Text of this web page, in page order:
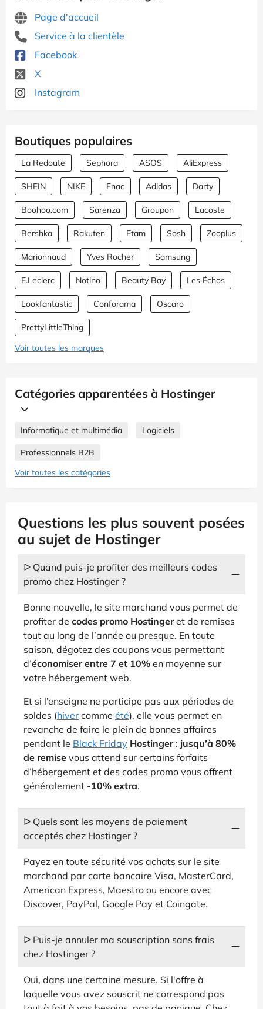
Page d'accueil
Service à la clientèle
Facebook
X
Instagram
Boutiques populaires
La Redoute Sephora ASOS AliExpress
SHEIN NIKE Fnac Adidas Darty
Boohoo.com Sarenza Groupon Lacoste
Bershka Rakuten Etam Sosh Zooplus
Marionnaud Yves Rocher Samsung
E.Leclerc Notino Beauty Bay Les Échos
Lookfantastic Conforama Oscaro
PrettyLittleThing
Voir toutes les marques
Catégories apparentées à Hostinger
Informatique et multimédia Logiciels
Professionnels B2B
Voir toutes les catégories
Questions les plus souvent posées
au sujet de Hostinger
ᐅ Quand puis-je profiter des meilleurs codes
promo chez Hostinger ?
Bonne nouvelle, le site marchand vous permet de
profiter de codes promo Hostingeret de remises
tout au long de l’année ou presque. En toute
saison, dégotez des coupons vous permettant
d’économiser entre 7 et 10% en moyenne sur
votre hébergement web.
Et si l’enseigne ne participe pas aux périodes de
soldes (hiver comme été), elle vous permet en
revanche de faire le plein de bonnes affaires
pendant le Black Friday Hostinger: jusqu’à 80%
de remise vous attend sur certains forfaits
d’hébergement et des codes promo vous offrent
généralement -10% extra.
ᐅ Quels sont les moyens de paiement
acceptés chez Hostinger ?
Payez en toute sécurité vos achats sur le site
marchand par carte bancaire Visa, MasterCard,
American Express, Maestro ou encore avec
Discover, PayPal, Google Pay et Coingate.
ᐅ Puis-je annuler ma souscription sans frais
chez Hostinger ?
Oui, dans une certaine mesure. Si l'offre à
laquelle vous avez souscrit ne correspond pas